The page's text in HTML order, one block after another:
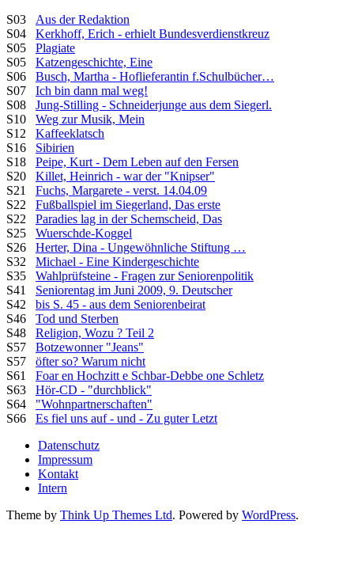
S03 Aus der Redaktion
S04 Kerkhoff, Erich - erhielt Bundesverdienstkreuz
S05 Plagiate
S05 Katzengeschichte, Eine
S06 Busch, Martha - Hoflieferantin f.Schulbücher…
S07 Ich bin dann mal weg!
S08 Jung-Stilling - Schneiderjunge aus dem Siegerl.
S10 Weg zur Musik, Mein
S12 Kaffeeklatsch
S16 Sibirien
S18 Peipe, Kurt - Dem Leben auf den Fersen
S20 Killet, Heinrich - war der "Knipser"
S21 Fuchs, Margarete - verst. 14.04.09
S22 Fußballspiel im Siegerland, Das erste
S22 Paradies lag in der Schemscheid, Das
S25 Wuerschde-Koggel
S26 Herter, Dina - Ungewöhnliche Stiftung …
S32 Michael - Eine Kindergeschichte
S35 Wahlprüfsteine - Fragen zur Seniorenpolitik
S41 Seniorentag im Juni 2009, 9. Deutscher
S42 bis S. 45 - aus dem Seniorenbeirat
S46 Tod und Sterben
S48 Religion, Wozu ? Teil 2
S57 Botzewonner "Jeans"
S57 öfter so? Warum nicht
S61 Foar en Hochzitt e Schbar-Debbe one Schletz
S63 Hör-CD - "durchblick"
S64 "Wohnpartnerschaften"
S66 Es fiel uns auf - und - Zu guter Letzt
Datenschutz
Impressum
Kontakt
Intern
Theme by Think Up Themes Ltd. Powered by WordPress.